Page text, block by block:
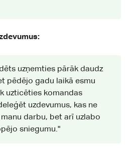
uzņemties pārāk daudz
pēdējo gadu laikā esmu
uzticēties komandas
uzdevumus, kas ne
darbu, bet arī uzlabo
sniegumu."